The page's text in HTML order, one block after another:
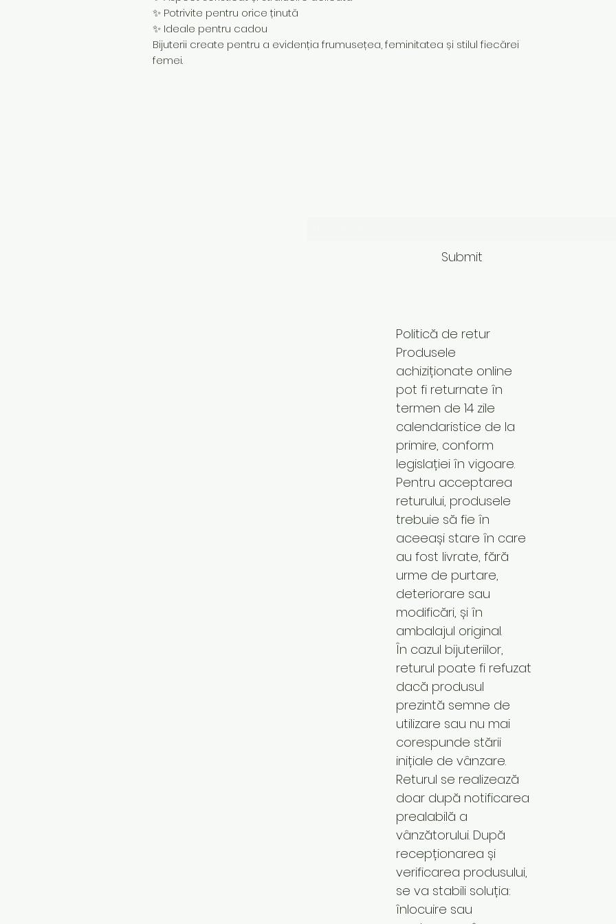
✨ Potrivite pentru orice ținută
✨ Ideale pentru cadou
Bijuterii create pentru a evidenția frumusețea, feminitatea și stilul fiecărei
femei.
Submit
Politică de retur
Produsele
achiziționate online
pot fi returnate în
termen de 14 zile
calendaristice de la
primire, conform
legislației în vigoare.
Pentru acceptarea
returului, produsele
trebuie să fie în
aceeași stare în care
au fost livrate, fără
urme de purtare,
deteriorare sau
modificări, și în
ambalajul original.
În cazul bijuteriilor,
returul poate fi refuzat
dacă produsul
prezintă semne de
utilizare sau nu mai
corespunde stării
inițiale de vânzare.
Returul se realizează
doar după notificarea
prealabilă a
vânzătorului. După
recepționarea și
verificarea produsului,
se va stabili soluția:
înlocuire sau